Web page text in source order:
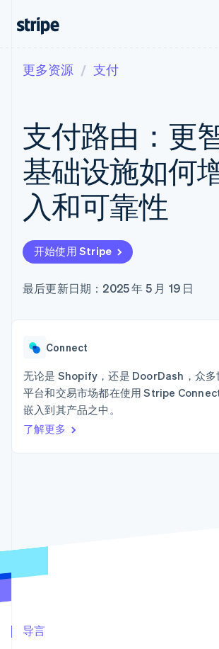
支付
在线支付
Managed
Payments
备案商家解决
方案
Payment links
无代码支付
预构建支付界
面
Elements
灵活的 UI 组件
Payment
接入 125+ 种支
Terminal
Authorization
Boost
支付成功率优
化
Link
加速结账
经常性收入
Metronome
按用量计费
Subscriptions
订阅管理
Invoicing
一次性或定期
Tax
销售税和增值
Revenue
Recognition
Stripe Sigma
Radar
Atlas
碳移除
按企业阶段
按应用场景
智能体商务
加密货币
电子商务
嵌入式金融
财务自动化
全球化企业
交易市场
按行业
AI 企业
酒店、旅游与休闲
文档
库与 SDK
Stripe Apps
指南
接受线上付款
实施预置结账流程
构建平台或交易市场
管理订阅
发行稳定币支持的支付卡
资源
应用集成
代码示例
学习
指南
支持
获取支持
托管支持方案
专业服务
公司
Stripe Press
联系销售
更多资源 支付
支付路由：更
基础设施如何
入和可靠性
开始使用 Stripe
最后更新日期：2025 年 5 月 19 日
Connect
无论是 Shopify，还是 DoorDash，众多
平台和交易市场都在使用 Stripe
嵌入到其产品之中。
了解更多
导言